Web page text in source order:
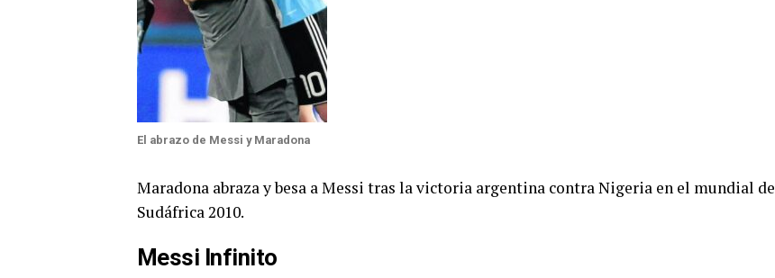
El abrazo de Messi y Maradona
Maradona abraza y besa a Messi tras la victoria argentina contra Nigeria en el mundial de
Sudáfrica 2010.
Messi Infinito